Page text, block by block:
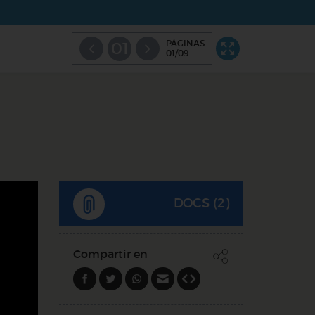
PÁGINAS
01/09
DOCS (2)
Compartir en